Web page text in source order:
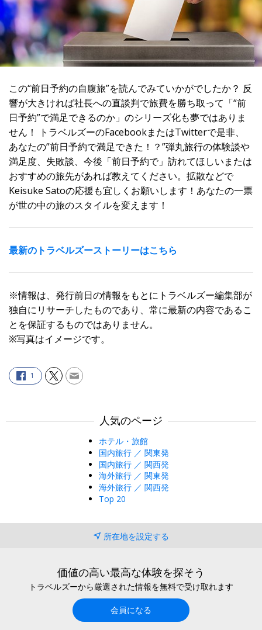
この“前日予約の自腹旅”を読んでみていかがでしたか？ 反
響が大きければ社長への直談判で旅費を勝ち取って「“前
日予約”で満足できるのか」のシリーズ化も夢ではありま
せん！ トラベルズーのFacebookまたはTwitterで是非、
あなたの”前日予約で満足できた！？”弾丸旅行の体験談や
満足度、失敗談、今後「前日予約で」訪れてほしいまたは
おすすめの旅先があれば教えてください。拡散などで
Keisuke Satoの応援も宜しくお願いします！あなたの一票
が世の中の旅のスタイルを変えます！
最新のトラベルズーストーリーはこちら
※情報は、発行前日の情報をもとにトラベルズー編集部が
独自にリサーチしたものであり、常に最新の内容であるこ
とを保証するものではありません。
※写真はイメージです。
1
人気のページ
ホテル・旅館
国内旅行 ／ 関東発
国内旅行 ／ 関西発
海外旅行 ／ 関東発
海外旅行 ／ 関西発
Top 20
所在地を設定する
価値の高い最高な体験を探そう
トラベルズーから厳選された情報を無料で受け取れます
会員になる